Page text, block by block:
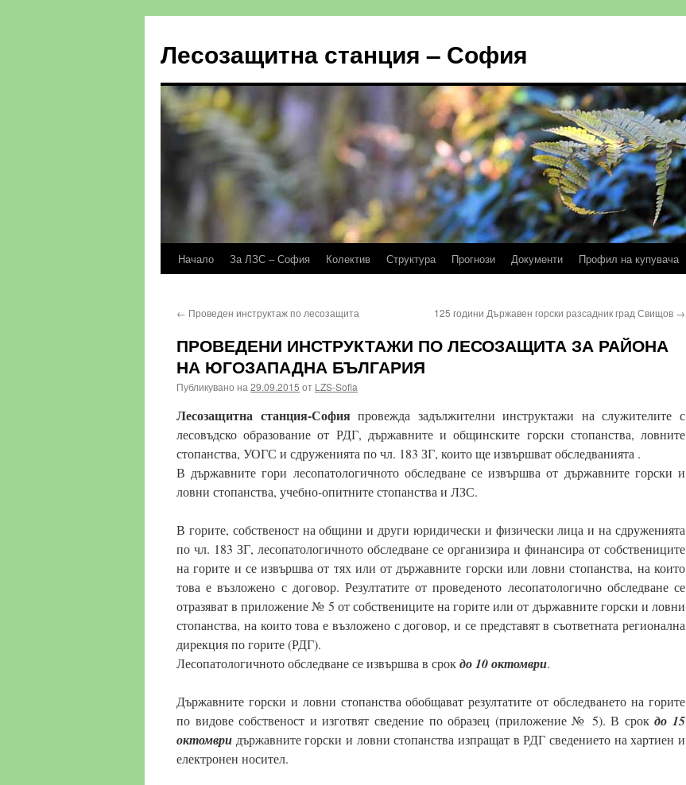
Лесозащитна станция – София
Начало За ЛЗС – София Колектив Структура Прогнози Документи Профил на купувача
← Проведен инструктаж по лесозащита 125 години Държавен горски разсадник град Свищов →
ПРОВЕДЕНИ ИНСТРУКТАЖИ ПО ЛЕСОЗАЩИТА ЗА РАЙОНА
НА ЮГОЗАПАДНА БЪЛГАРИЯ
Публикувано на 29.09.2015 от LZS-Sofia
Лесозащитна станция-Софияпровежда задължителни инструктажи на служителите с
лесовъдско образование от РДГ, държавните и общинските горски стопанства, ловните
стопанства, УОГС и сдруженията по чл. 183 ЗГ, които ще извършват обследванията .
В държавните гори лесопатологичното обследване се извършва от държавните горски и
ловни стопанства, учебно-опитните стопанства и ЛЗС.
В горите, собственост на общини и други юридически и физически лица и на сдруженията
по чл. 183 ЗГ, лесопатологичното обследване се организира и финансира от собствениците
на горите и се извършва от тях или от държавните горски или ловни стопанства, на които
това е възложено с договор. Резултатите от проведеното лесопатологично обследване се
отразяват в приложение № 5 от собствениците на горите или от държавните горски и ловни
стопанства, на които това е възложено с договор, и се представят в съответната регионална
дирекция по горите (РДГ).
Лесопатологичното обследване се извършва в срокдо 10 октомври.
Държавните горски и ловни стопанства обобщават резултатите от обследването на горите
по видове собственост и изготвят сведение по образец (приложение № 5). В срокдо 15
октомври държавните горски и ловни стопанства изпращат в РДГ сведението на хартиен и
електронен носител.